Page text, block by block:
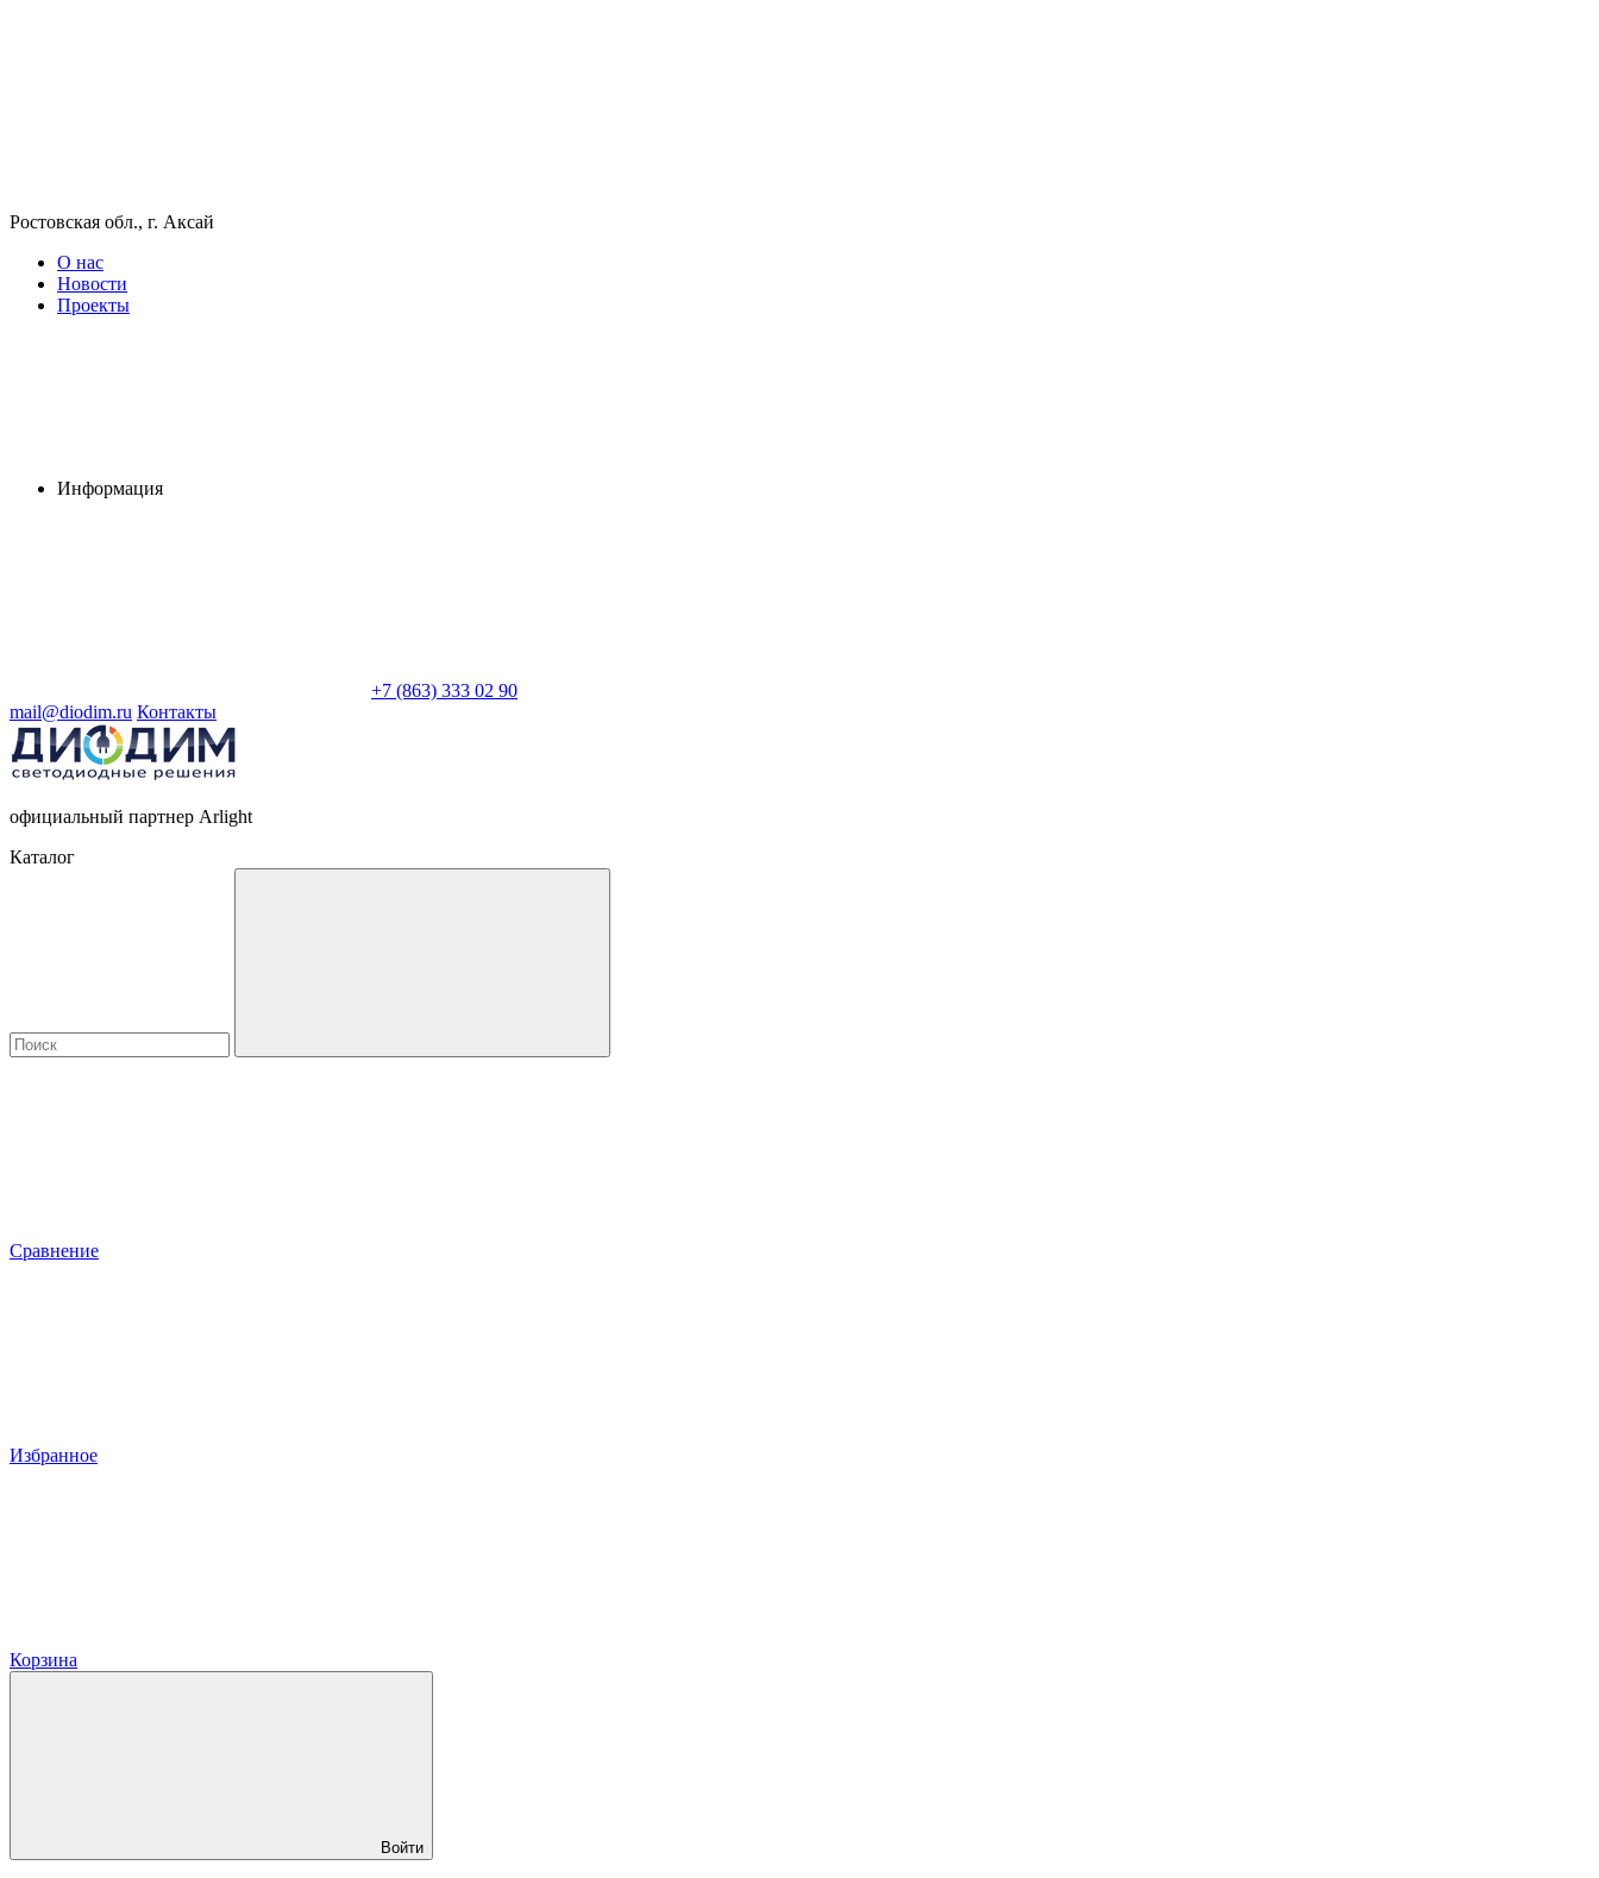
Ростовская обл., г. Аксай
О нас
Новости
Проекты
Информация
+7 (863) 333 02 90
mail@diodim.ru Контакты
официальный партнер Arlight
Каталог
Сравнение
Избранное
Корзина
Войти